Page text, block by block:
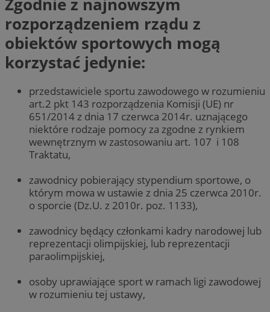
rozporządzeniem rządu z
obiektów sportowych mogą
korzystać jedynie:
przedstawiciele sportu zawodowego w rozumieniu
art.2 pkt 143 rozporządzenia Komisji (UE) nr
651/2014 z dnia 17 czerwca 2014r. uznającego
niektóre rodzaje pomocy za zgodne z rynkiem
wewnętrznym w zastosowaniu art. 107 i 108
Traktatu,
zawodnicy pobierający stypendium sportowe, o
którym mowa w ustawie z dnia 25 czerwca 2010r.
o sporcie (Dz.U. z 2010r. poz. 1133),
zawodnicy będący członkami kadry narodowej lub
reprezentacji olimpijskiej, lub reprezentacji
paraolimpijskiej,
osoby uprawiające sport w ramach ligi zawodowej
w rozumieniu tej ustawy,